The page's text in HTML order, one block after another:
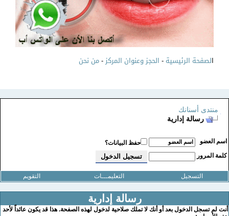
لصفحة الرئيسية-الحجز وعنوان المركز-من نحن
منتدى أسنانك
رسالة إدارية
اسم العضو
حفظ البيانات؟
كلمة المرور
التسجيل التعليمـــات التقويم
رسالة إدارية
لم تسجل الدخول بعد أو أنك لا تملك صلاحية لدخول لهذه الصفحة. هذا قد يكون عائداً لأحد